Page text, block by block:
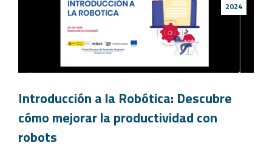
2024
Introducción a la Robótica: Descubre
cómo mejorar la productividad con
robots